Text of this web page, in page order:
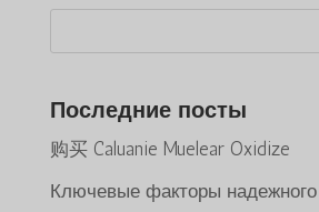
Последние посты
购买 Caluanie Muelear Oxidize
Ключевые факторы надежного